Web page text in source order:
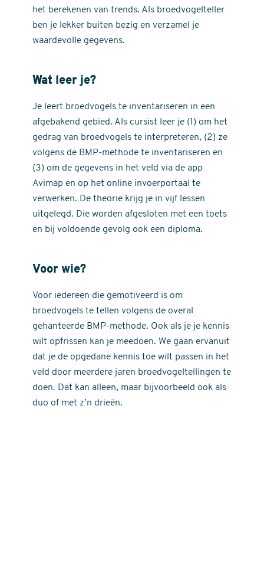
het berekenen van trends. Als broedvogelteller
ben je lekker buiten bezig en verzamel je
waardevolle gegevens.
Wat leer je?
Je leert broedvogels te inventariseren in een
afgebakend gebied. Als cursist leer je (1) om het
gedrag van broedvogels te interpreteren, (2) ze
volgens de BMP-methode te inventariseren en
(3) om de gegevens in het veld via de app
Avimap en op het online invoerportaal te
verwerken. De theorie krijg je in vijf lessen
uitgelegd. Die worden afgesloten met een toets
en bij voldoende gevolg ook een diploma.
Voor wie?
Voor iedereen die gemotiveerd is om
broedvogels te tellen volgens de overal
gehanteerde BMP-methode. Ook als je je kennis
wilt opfrissen kan je meedoen. We gaan ervanuit
dat je de opgedane kennis toe wilt passen in het
veld door meerdere jaren broedvogeltellingen te
doen. Dat kan alleen, maar bijvoorbeeld ook als
duo of met z’n drieën.